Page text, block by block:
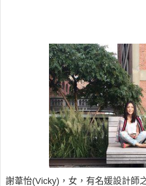
謝葦怡(Vicky)，女，有名媛設計師